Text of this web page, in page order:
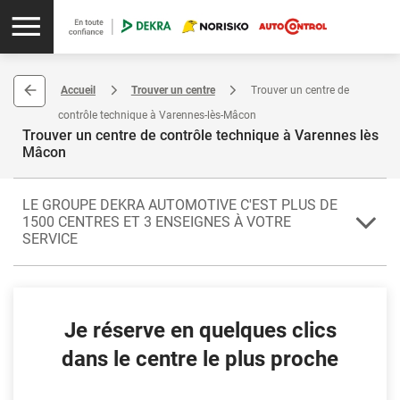
Accueil Trouver un centre
Trouver un centre de
contrôle technique à Varennes-lès-Mâcon
Trouver un centre de contrôle technique à Varennes lès
Mâcon
LE GROUPE DEKRA AUTOMOTIVE C'EST PLUS DE
1500 CENTRES ET 3 ENSEIGNES À VOTRE
SERVICE
de la Saône-et-Loire, Varennes-lès-Mâcon dépend de la région
Bourgogne-Franche-Comté.
L'intégralité des centres vous proposent le forfait Contrôle €co
Je réserve en quelques clics
dans le centre le plus proche